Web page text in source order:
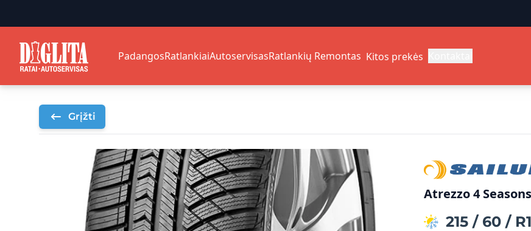
PadangosRatlankiaiAutoservisasRatlankių Remontas Kitos prekės
Grįžti
Atrezzo 4 Seasons
215 / 60 /